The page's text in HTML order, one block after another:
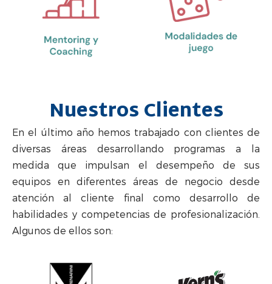
Nuestros Clientes
En el último año hemos trabajado con clientes de
diversas áreas desarrollando programas a la
medida que impulsan el desempeño de sus
equipos en diferentes áreas de negocio desde
atención al cliente final como desarrollo de
habilidades y competencias de profesionalización.
Algunos de ellos son: